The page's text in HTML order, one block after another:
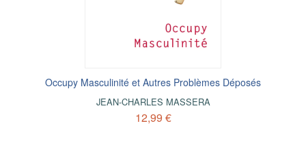
Occupy Masculinité et Autres Problèmes Déposés
JEAN-CHARLES MASSERA
12,99 €